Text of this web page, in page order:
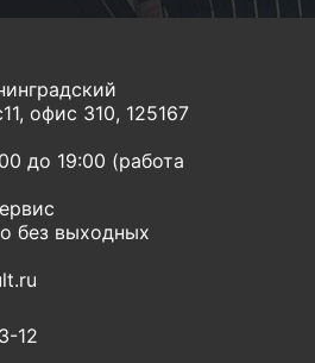
офис 310, 125167
до 19:00 (работа
без выходных
12‬‬